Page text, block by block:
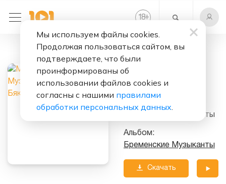
18+
Говорят, Мы
Бяки-Буки
Бременские Музыканты
Альбом:
Бременские Музыканты
Скачать
Мы используем файлы cookies.
Продолжая пользоваться сайтом, вы
подтверждаете, что были
проинформированы об
использовании файлов cookies и
согласны с нашими правилами
обработки персональных данных.